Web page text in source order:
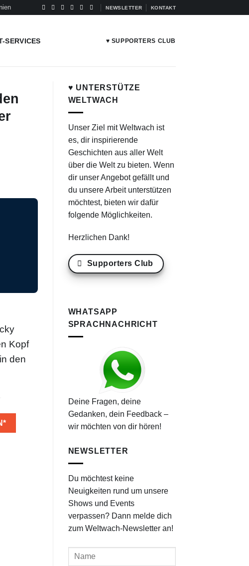
NEWSLETTER KONTAKT
SERVICES ♥ SUPPORTERS CLUB
Kopf
den
♥ UNTERSTÜTZE
WELTWACH
Unser Ziel mit Weltwach ist
es, dir inspirierende
Geschichten aus aller Welt
über die Welt zu bieten. Wenn
dir unser Angebot gefällt und
du unsere Arbeit unterstützen
möchtest, bieten wir dafür
folgende Möglichkeiten.
Herzlichen Dank!
Supporters Club
WHATSAPP
SPRACHNACHRICHT
Deine Fragen, deine
Gedanken, dein Feedback –
wir möchten von dir hören!
NEWSLETTER
Du möchtest keine
Neuigkeiten rund um unsere
Shows und Events
verpassen? Dann melde dich
zum Weltwach-Newsletter an!